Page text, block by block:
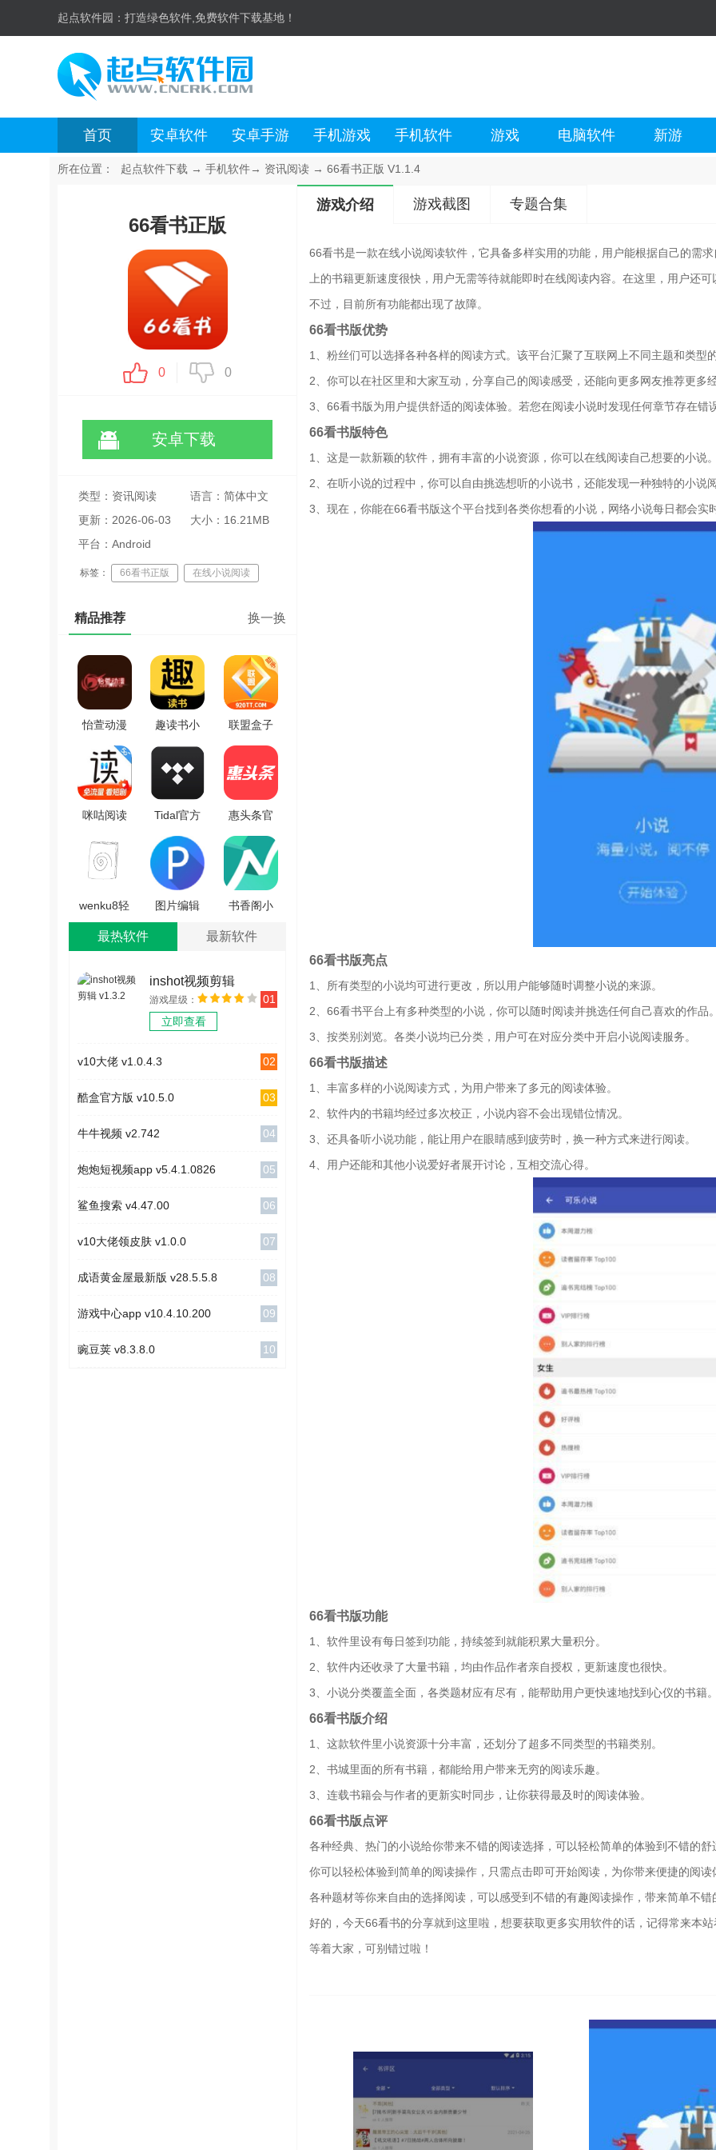
起点软件园： 打造绿色软件,免费软件下载基地！
首页 安卓软件 安卓手游 手机游戏 手机软件 游戏 电脑软件 新游
所在位置： 起点软件下载 → 手机软件→ 资讯阅读 → 66看书正版 V1.1.4
66看书正版
0 0
安卓下载
类型：资讯阅读
语言：简体中文
更新：2026-06-03
22:34:17
大小：16.21MB
平台：Android
标签： 66看书正版 在线小说阅读
精品推荐 换一换
怡萱动漫
手机正版
V1.0.0
趣读书小
说安卓官
方版
V6.1.0
联盟盒子
最新免费
版 V1.5
咪咕阅读
V11.2.0
Tidal官方
版
V2.112.0
惠头条官
方版
V4.7.0.0
wenku8轻
小说文库
手机免费
V1.0.9.100
图片编辑
大师官方
书香阁小
最热软件 最新软件
inshot视频剪辑
v1.3.2
游戏星级：
立即查看
01
v10大佬 v1.0.4.3 02
酷盒官方版 v10.5.0 03
牛牛视频 v2.742 04
炮炮短视频app v5.4.1.0826 05
鲨鱼搜索 v4.47.00 06
v10大佬领皮肤 v1.0.0 07
成语黄金屋最新版 v28.5.5.8 08
游戏中心app v10.4.10.200 09
豌豆荚 v8.3.8.0 10
游戏介绍 游戏截图 专题合集
66看书是一款在线小说阅读软件，它具备多样实用的功能，用户能根据自己的需
上的书籍更新速度很快，用户无需等待就能即时在线阅读内容。在这里，用户还
不过，目前所有功能都出现了故障。
66看书版优势
1、粉丝们可以选择各种各样的阅读方式。该平台汇聚了互联网上不同主题和类型
2、你可以在社区里和大家互动，分享自己的阅读感受，还能向更多网友推荐更多
3、66看书版为用户提供舒适的阅读体验。若您在阅读小说时发现任何章节存在错
66看书版特色
1、这是一款新颖的软件，拥有丰富的小说资源，你可以在线阅读自己想要的小说
2、在听小说的过程中，你可以自由挑选想听的小说书，还能发现一种独特的小说
3、现在，你能在66看书版这个平台找到各类你想看的小说，网络小说每日都会实
66看书版亮点
1、所有类型的小说均可进行更改，所以用户能够随时调整小说的来源。
2、66看书平台上有多种类型的小说，你可以随时阅读并挑选任何自己喜欢的作品
3、按类别浏览。各类小说均已分类，用户可在对应分类中开启小说阅读服务。
66看书版描述
1、丰富多样的小说阅读方式，为用户带来了多元的阅读体验。
2、软件内的书籍均经过多次校正，小说内容不会出现错位情况。
3、还具备听小说功能，能让用户在眼睛感到疲劳时，换一种方式来进行阅读。
4、用户还能和其他小说爱好者展开讨论，互相交流心得。
66看书版功能
1、软件里设有每日签到功能，持续签到就能积累大量积分。
2、软件内还收录了大量书籍，均由作品作者亲自授权，更新速度也很快。
3、小说分类覆盖全面，各类题材应有尽有，能帮助用户更快速地找到心仪的书籍
66看书版介绍
1、这款软件里小说资源十分丰富，还划分了超多不同类型的书籍类别。
2、书城里面的所有书籍，都能给用户带来无穷的阅读乐趣。
3、连载书籍会与作者的更新实时同步，让你获得最及时的阅读体验。
66看书版点评
各种经典、热门的小说给你带来不错的阅读选择，可以轻松简单的体验到不错的舒
你可以轻松体验到简单的阅读操作，只需点击即可开始阅读，为你带来便捷的阅
各种题材等你来自由的选择阅读，可以感受到不错的有趣阅读操作，带来简单不错
好的，今天66看书的分享就到这里啦，想要获取更多实用软件的话，记得常来本
等着大家，可别错过啦！